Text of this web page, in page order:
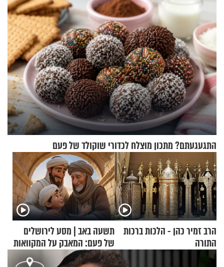
התגעגעתם? מתכון מוצלח לכדורי שוקולד של פעם
הרב זמיר כהן - הלכות ברכות
התורה
תשעה באב | מסע לירושלים
של פעם: המאבק על המקוואות